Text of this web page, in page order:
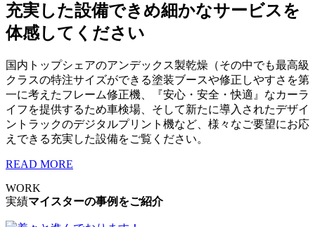
充実した設備できめ細かなサービスを
体感してください
国内トップシェアのアンデックス製乾燥（その中でも最高級
クラスの特注サイズができる塗装ブースや修正しやすさを第
一に考えたフレーム修正機、『安心・安全・快適』なカーラ
イフを提供するため車検場、そして新たに導入されたデザイ
ントラックのデジタルプリント機など、様々なご要望にお応
えできる充実した設備をご覧ください。
READ MORE
WORK
実績マイスターの事例をご紹介